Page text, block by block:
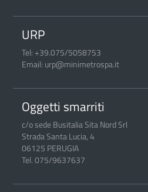
URP
Tel: +39.075/5058753
Email: urp@minimetrospa.it
Oggetti smarriti
c/o sede Busitalia Sita Nord Srl
Strada Santa Lucia, 4
06125 PERUGIA
Tel. 075/9637637